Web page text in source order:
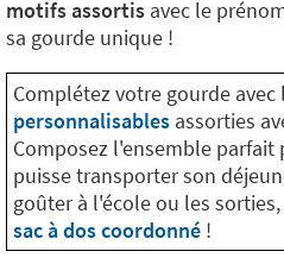
motifs assortis avec le
sa gourde unique !
Complétez votre gourde avec
personnalisables assorties
Composez l'ensemble
puisse transporter son
goûter à l'école ou les
sac à dos coordonné !